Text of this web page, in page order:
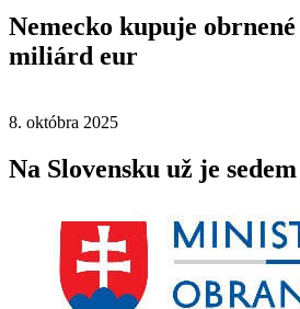
Nemecko kupuje
miliárd eur
8. októbra 2025
Na Slovensku už je